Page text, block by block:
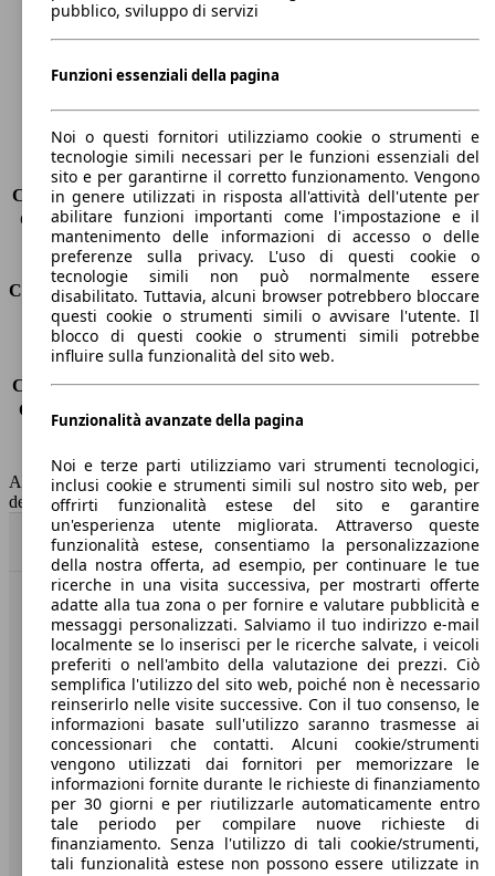
Larghezza
Peso massimo
2105 kg
Sedili
5
Carico sul tetto
-
Capacità di traino (senza freni) -
Capacità di traino (con freni)
1600 kg
Volume del bagagliaio
608 - 1653 l
Consumi
Emissioni di CO2*
112 g/km (komb.)
Consumo (urbano)
-
Consumo (extra-urbano) -
Consumo (combinato)*
4.4 l/100km
Capacità del serbatoio
47 l
AutoScout24 non si assume alcuna responsabilità per la correttezza
dei dati.
Torna su
Benvenuti su AutoScout24, il mercato auto europeo.
Società
A proposito di AutoScout24
Stampa
Media
Condizioni generali
Informazioni
pubblico, sviluppo di servizi
Funzioni essenziali della pagina
Noi o questi fornitori utilizziamo cookie o strumenti e
tecnologie simili necessari per le funzioni essenziali del
sito e per garantirne il corretto funzionamento. Vengono
in genere utilizzati in risposta all'attività dell'utente per
abilitare funzioni importanti come l'impostazione e il
mantenimento delle informazioni di accesso o delle
preferenze sulla privacy. L'uso di questi cookie o
tecnologie simili non può normalmente essere
disabilitato. Tuttavia, alcuni browser potrebbero bloccare
questi cookie o strumenti simili o avvisare l'utente. Il
blocco di questi cookie o strumenti simili potrebbe
influire sulla funzionalità del sito web.
Funzionalità avanzate della pagina
Noi e terze parti utilizziamo vari strumenti tecnologici,
inclusi cookie e strumenti simili sul nostro sito web, per
offrirti funzionalità estese del sito e garantire
un'esperienza utente migliorata. Attraverso queste
funzionalità estese, consentiamo la personalizzazione
della nostra offerta, ad esempio, per continuare le tue
ricerche in una visita successiva, per mostrarti offerte
adatte alla tua zona o per fornire e valutare pubblicità e
messaggi personalizzati. Salviamo il tuo indirizzo e-mail
localmente se lo inserisci per le ricerche salvate, i veicoli
preferiti o nell'ambito della valutazione dei prezzi. Ciò
semplifica l'utilizzo del sito web, poiché non è necessario
reinserirlo nelle visite successive. Con il tuo consenso, le
informazioni basate sull'utilizzo saranno trasmesse ai
concessionari che contatti. Alcuni cookie/strumenti
vengono utilizzati dai fornitori per memorizzare le
informazioni fornite durante le richieste di finanziamento
per 30 giorni e per riutilizzarle automaticamente entro
tale periodo per compilare nuove richieste di
finanziamento. Senza l'utilizzo di tali cookie/strumenti,
tali funzionalità estese non possono essere utilizzate in